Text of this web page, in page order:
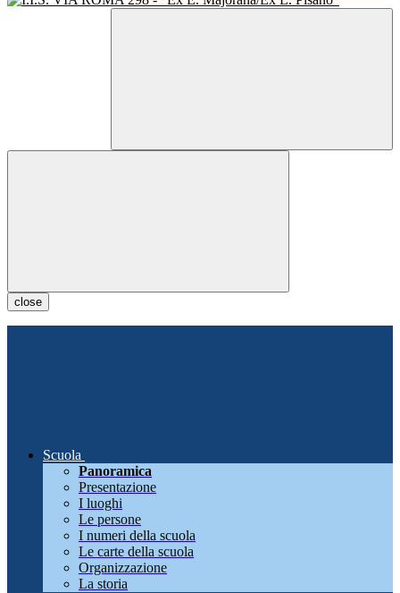
close
Scuola
Panoramica
Presentazione
I luoghi
Le persone
I numeri della scuola
Le carte della scuola
Organizzazione
La storia